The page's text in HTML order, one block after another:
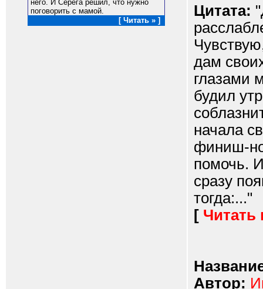
него. И Серега решил, что нужно
поговорить с мамой.
[ Читать » ]
Цитата:
дам
глазами
будил
начала
финиш-
помочь.
сразу
тогда:..."
[ Читать
Автор: